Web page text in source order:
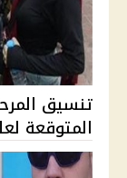
المتوقعة